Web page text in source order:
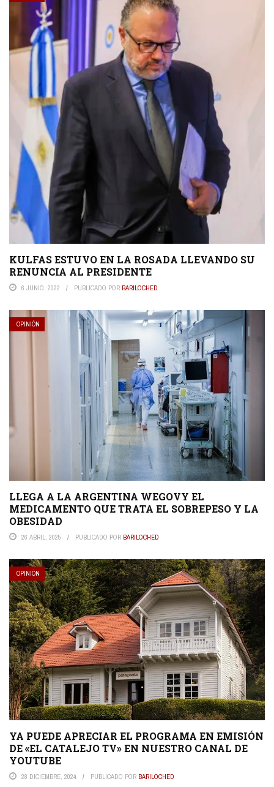
KULFAS ESTUVO EN LA ROSADA LLEVANDO SU
RENUNCIA AL PRESIDENTE
6 JUNIO, 2022 PUBLICADO POR BARILOCHED
OPINIÓN
LLEGA A LA ARGENTINA WEGOVY EL
MEDICAMENTO QUE TRATA EL SOBREPESO Y LA
OBESIDAD
26 ABRIL, 2025 PUBLICADO POR BARILOCHED
OPINIÓN
YA PUEDE APRECIAR EL PROGRAMA EN EMISIÓN
DE «EL CATALEJO TV» EN NUESTRO CANAL DE
YOUTUBE
28 DICIEMBRE, 2024 PUBLICADO POR BARILOCHED